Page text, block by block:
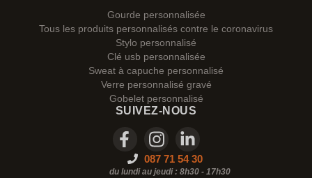
Gourde personnalisée
Tous les produits personnalisés contre le coronavirus
Stylo personnalisé
Clé usb personnalisée
Sweat à capuche personnalisé
Verre personnalisé gravé
Gobelet personnalisé
SUIVEZ-NOUS
087 71 54 30
du lundi au jeudi : 8h30 - 17h30